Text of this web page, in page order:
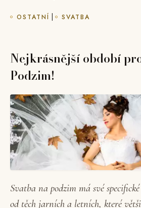
OSTATNÍ | SVATBA
Nejkrásnější období
Podzim!
Svatba na podzim má své
od těch jarních a letních, které